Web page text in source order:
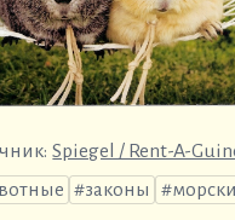
Spiegel / Rent-A-
законы